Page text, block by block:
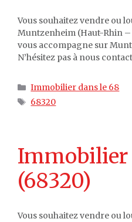
Vous souhaitez vendre ou
Muntzenheim (Haut-Rhin
vous accompagne sur
N’hésitez pas à nous
Catégories
Immobilier dans le 68
Étiquettes
68320
Immobilier
(68320)
Vous souhaitez vendre ou